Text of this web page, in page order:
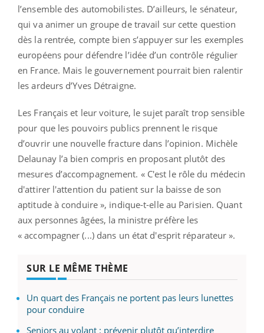
l’ensemble des automobilistes. D’ailleurs, le sénateur,
qui va animer un groupe de travail sur cette question
dès la rentrée, compte bien s’appuyer sur les exemples
européens pour défendre l’idée d’un contrôle régulier
en France. Mais le gouvernement pourrait bien ralentir
les ardeurs d’Yves Détraigne.
Les Français et leur voiture, le sujet paraît trop sensible
pour que les pouvoirs publics prennent le risque
d’ouvrir une nouvelle fracture dans l’opinion. Michèle
Delaunay l’a bien compris en proposant plutôt des
mesures d’accompagnement. « C'est le rôle du médecin
d'attirer l'attention du patient sur la baisse de son
aptitude à conduire », indique-t-elle au Parisien. Quant
aux personnes âgées, la ministre préfère les
« accompagner (...) dans un état d'esprit réparateur ».
SUR LE MÊME THÈME
Un quart des Français ne portent pas leurs lunettes
pour conduire
Seniors au volant : prévenir plutôt qu’interdire